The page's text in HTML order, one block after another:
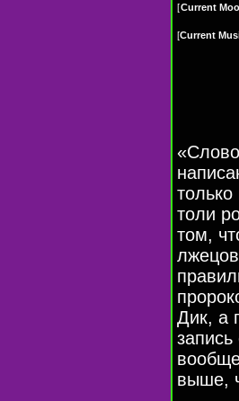
[Current
[Current
толи
том,
Дик, а
выше,